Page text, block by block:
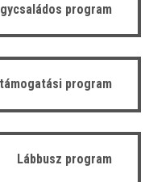
program
program
Lábbusz program